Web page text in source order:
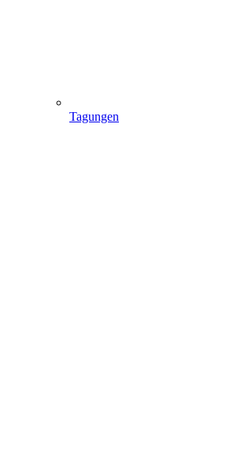
Tagungen